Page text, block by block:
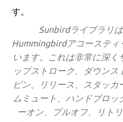
す。
Sunbirdライブラリ
Hummingbirdアコースティ
います。これは非常に深く
ップストローク、ダウン
ビン、リリース、スタッ
ムミュート、ハンドブロ
ーオン、プルオフ、リト